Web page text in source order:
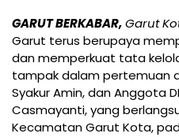
GARUT BERKABAR,Garut
Garut terus berupaya
dan memperkuat tata
tampak dalam pertemuan
Syakur Amin, dan Anggota
Casmayanti, yang
Kecamatan Garut Kota,